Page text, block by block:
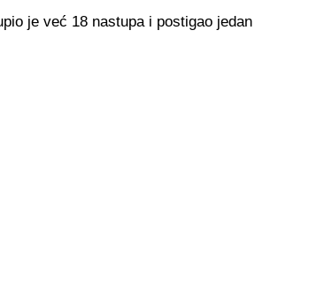
je već 18 nastupa i postigao jedan